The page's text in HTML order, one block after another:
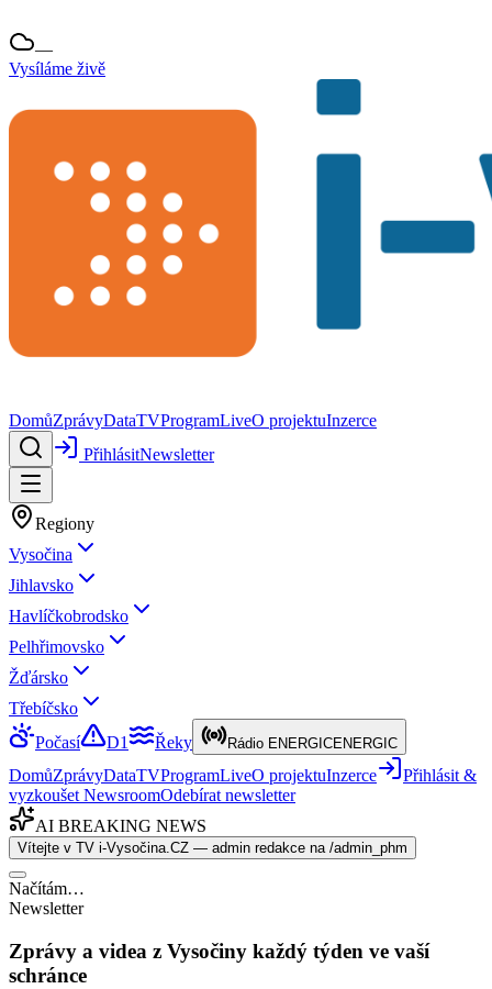
—
Vysíláme živě
DomůZprávyDataTVProgramLiveO projektuInzerce
PřihlásitNewsletter
Regiony
Vysočina
Jihlavsko
Havlíčkobrodsko
Pelhřimovsko
Žďársko
Třebíčsko
Počasí
D1 Řeky Rádio ENERGICENERGIC
DomůZprávyDataTVProgramLiveO projektuInzerce
Přihlásit &
vyzkoušet NewsroomOdebírat newsletter
AI BREAKING NEWS
Vítejte v TV i-Vysočina.CZ — admin redakce na /admin_phm
Načítám…
Newsletter
Zprávy a videa z Vysočiny každý týden ve vaší
schránce